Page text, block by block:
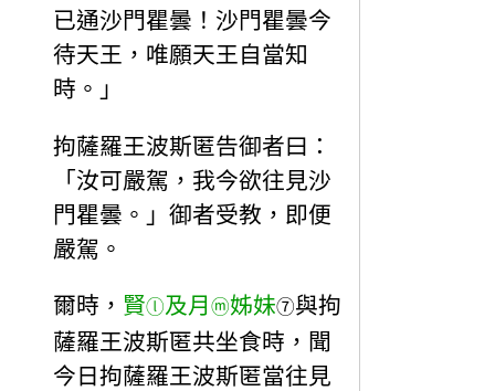
已通沙門瞿曇！沙門瞿曇今
待天王，唯願天王自當知
時。」
拘薩羅王波斯匿告御者曰：
「汝可嚴駕，我今欲往見沙
門瞿曇。」御者受教，即便
嚴駕。
爾時， 賢ⓛ及月 ⓜ姊妹⑦與拘
薩羅王波斯匿共坐食時，聞
今日拘薩羅王波斯匿當往見